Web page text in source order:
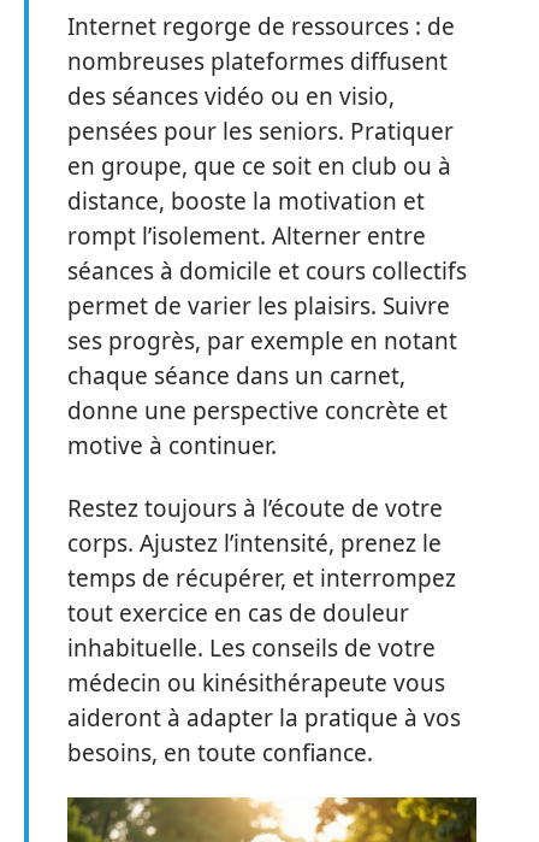
Internet regorge de ressources : de
nombreuses plateformes diffusent
des séances vidéo ou en visio,
pensées pour les seniors. Pratiquer
en groupe, que ce soit en club ou à
distance, booste la motivation et
rompt l’isolement. Alterner entre
séances à domicile et cours collectifs
permet de varier les plaisirs. Suivre
ses progrès, par exemple en notant
chaque séance dans un carnet,
donne une perspective concrète et
motive à continuer.
Restez toujours à l’écoute de votre
corps. Ajustez l’intensité, prenez le
temps de récupérer, et interrompez
tout exercice en cas de douleur
inhabituelle. Les conseils de votre
médecin ou kinésithérapeute vous
aideront à adapter la pratique à vos
besoins, en toute confiance.